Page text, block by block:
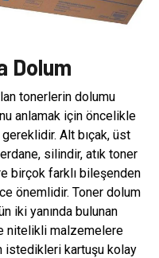
Dolum
tonerlerin dolumu
anlamak için öncelikle
Alt bıçak, üst
silindir, atık toner
birçok farklı bileşenden
önemlidir. Toner dolum
iki yanında bulunan
nitelikli malzemelere
kartuşu kolay